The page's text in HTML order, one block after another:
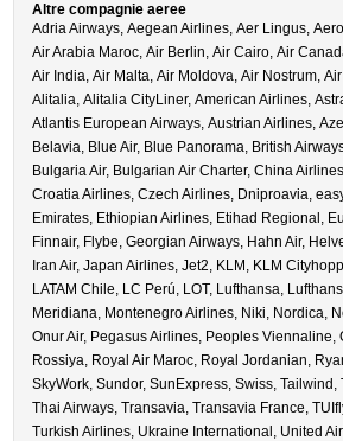
Altre compagnie aeree
Adria Airways,Aegean Airlines,Aer Lingus,
Air Arabia Maroc,Air Berlin,Air Cairo,Air
Air India,Air Malta,Air Moldova,Air Nostrum,
Alitalia,Alitalia CityLiner,American Airlines,
Atlantis European Airways,Austrian Airlines,
Belavia, Blue Air, Blue Panorama, British
Bulgaria Air, Bulgarian Air Charter,China
Croatia Airlines,Czech Airlines, Dniproavia,
Emirates, Ethiopian Airlines, Etihad Regional,
Finnair, Flybe,Georgian Airways, Hahn Air,
Iran Air,Japan Airlines,Jet2, KLM, KLM
LATAM Chile, LC Perú, LOT, Lufthansa,
Meridiana, Montenegro Airlines, Niki, Nordica,
Onur Air, Pegasus Airlines, Peoples Viennaline,
Rossiya, Royal Air Maroc, Royal Jordanian,
SkyWork,Sundor,SunExpress,Swiss,Tailwind,
Thai Airways,Transavia,Transavia France,
Turkish Airlines, Ukraine International, United